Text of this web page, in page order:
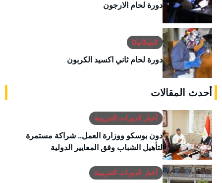
دورة لحام الارجون
الميكانيكا
دورة لحام ثاني اكسيد الكربون
أحدث المقالات
أخبار الدورات التدريبية
دون بوسكو ووزارة العمل.. شراكة مستمرة
لتأهيل الشباب وفق المعايير الدولية
أخبار الدورات التدريبية